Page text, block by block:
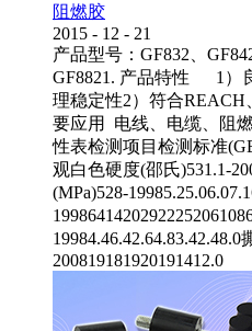
阻燃胶
2015 - 12 - 21
产品型号：GF832、
GF8821. 产品特性 1）
理稳定性2）符合REACH
要应用 电线、电缆、阻
性表检测项目检测标准
观白色硬度(邵氏)531.1-
(MPa)528-
200819181920191412.0